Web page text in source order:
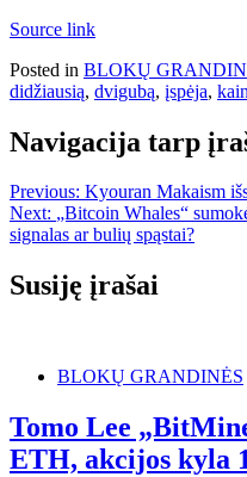
Source link
Posted in BLOKŲ
didžiausią, dvigubą, įspėja,
Navigacija tarp
Previous: Kyouran Makaism
Next: „Bitcoin Whales“
signalas ar bulių spąstai?
Susiję įrašai
BLOKŲ GRANDINĖS
Tomo Lee
ETH, akcijos kyla